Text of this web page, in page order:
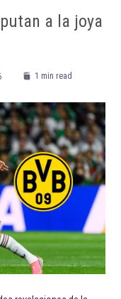
a la joya
1 min read